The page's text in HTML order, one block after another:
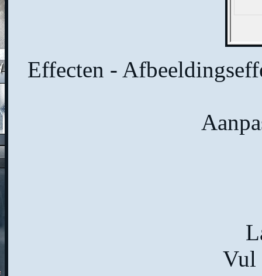
Effecten -
Vul